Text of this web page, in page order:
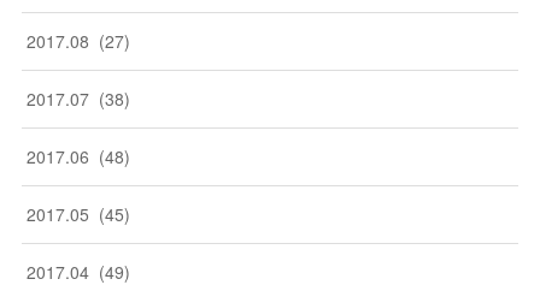
2017.08 (27)
2017.07 (38)
2017.06 (48)
2017.05 (45)
2017.04 (49)